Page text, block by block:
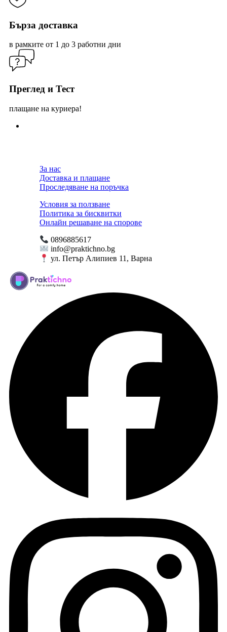
Бърза доставка
в рамките от 1 до 3 работни дни
Преглед и Тест
плащане на куриера!
За нас
Доставка и плащане
Проследяване на поръчка
Условия за ползване
Политика за бисквитки
Онлайн решаване на спорове
0896885617
info@praktichno.bg
ул. Петър Алипиев 11, Варна